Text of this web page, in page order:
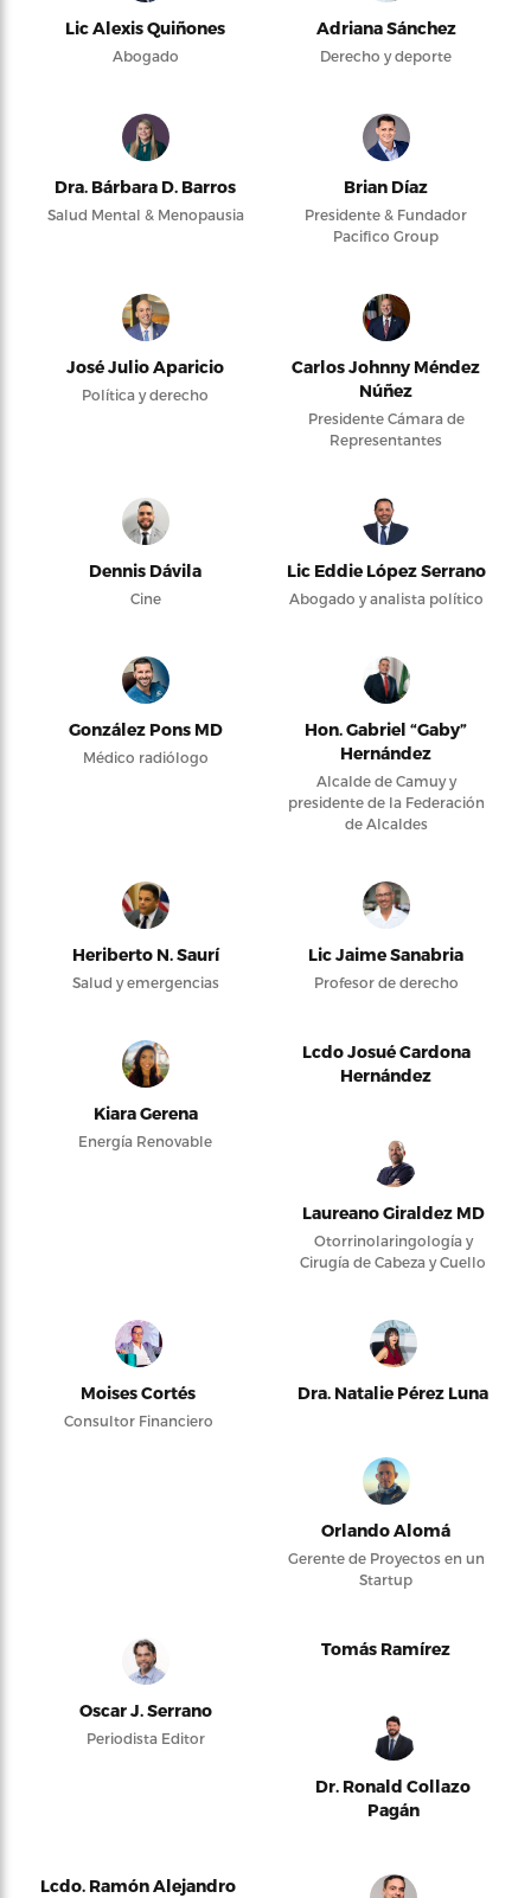
Lic Alexis Quiñones
Abogado
Adriana Sánchez
Derecho y deporte
Dra. Bárbara D. Barros
Salud Mental & Menopausia
Brian Díaz
Presidente & Fundador
Pacifico Group
José Julio Aparicio
Política y derecho
Carlos Johnny Méndez
Núñez
Presidente Cámara de
Representantes
Dennis Dávila
Cine
Lic Eddie López Serrano
Abogado y analista político
González Pons MD
Médico radiólogo
Hon. Gabriel “Gaby”
Hernández
Alcalde de Camuy y
presidente de la Federación
de Alcaldes
Heriberto N. Saurí
Salud y emergencias
Lic Jaime Sanabria
Profesor de derecho
Kiara Gerena
Energía Renovable
Lcdo Josué Cardona
Hernández
Laureano Giraldez MD
Otorrinolaringología y
Cirugía de Cabeza y Cuello
Moises Cortés
Consultor Financiero
Dra. Natalie Pérez Luna
Orlando Alomá
Gerente de Proyectos en un
Startup
Oscar J. Serrano
Periodista Editor
Tomás Ramírez
Dr. Ronald Collazo
Pagán
Lcdo. Ramón Alejandro